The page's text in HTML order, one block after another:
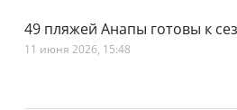
49 пляжей Анапы готовы к
11 июня 2026, 15:48